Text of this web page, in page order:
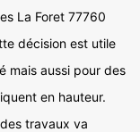
La Foret 77760
décision est utile
mais aussi pour des
en hauteur.
travaux va